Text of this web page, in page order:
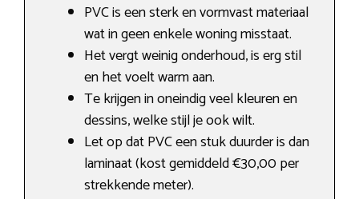
PVC is een sterk en vormvast materiaal
wat in geen enkele woning misstaat.
Het vergt weinig onderhoud, is erg stil
en het voelt warm aan.
Te krijgen in oneindig veel kleuren en
dessins, welke stijl je ook wilt.
Let op dat PVC een stuk duurder is dan
laminaat (kost gemiddeld €30,00 per
strekkende meter).